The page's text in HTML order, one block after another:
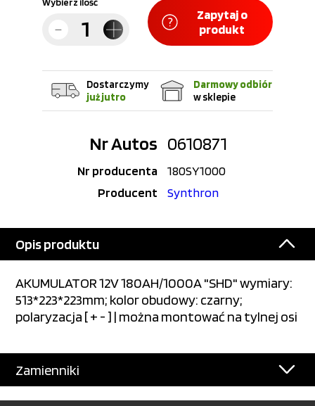
Zapytaj o
produkt
Dostarczymy
już jutro
Darmowy odbiór
w sklepie
Nr Autos 0610871
Nr producenta
180SY1000
Producent
Synthron
Opis produktu
AKUMULATOR 12V 180AH/1000A "SHD" wymiary:
513*223*223mm; kolor obudowy: czarny;
polaryzacja [ + - ] | można montować na tylnej osi
Zamienniki